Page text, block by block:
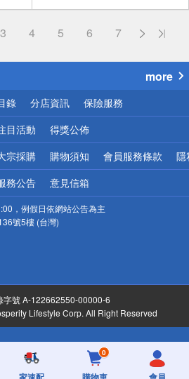
3 4 5 6 7
送
送
請小心！
more
錄 分店資訊 保險服務
目活動 得獎公佈
宗採購 購物須知 會員服務條款 隱
務公告 意見信箱
，例假日依網站公告為主
號5樓 (台灣)
字號 A-122662550-00000-6
Lifestyle Corp. All Right Reserved
0